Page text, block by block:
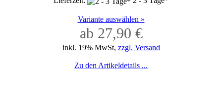
Variante auswählen »
ab 27,90 €
inkl. 19% MwSt, zzgl. Versand
Zu den Artikeldetails ...